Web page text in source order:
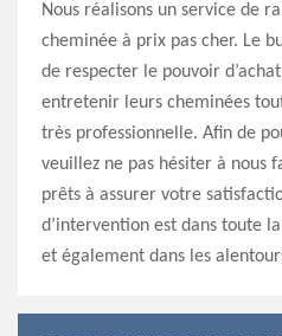
Nous réalisons un service de
cheminée à prix pas cher. Le
de respecter le pouvoir
entretenir leurs cheminées
très professionnelle. Afin de
veuillez ne pas hésiter à nous
prêts à assurer votre
d’intervention est dans toute
et également dans les